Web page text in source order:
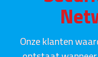
Onze klanten